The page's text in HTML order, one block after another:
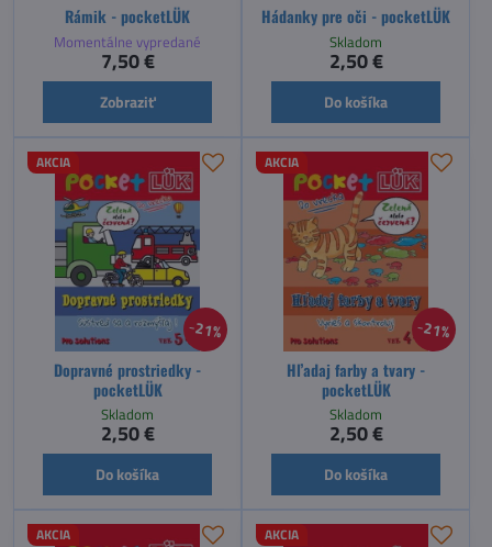
Rámik - pocketLÜK
Momentálne vypredané
7,50 €
Zobraziť
Hádanky pre oči - pocketLÜK
Skladom
2,50 €
Do košíka
21%
AKCIA
Dopravné prostriedky -
pocketLÜK
Skladom
2,50 €
Do košíka
21%
AKCIA
Hľadaj farby a tvary -
pocketLÜK
Skladom
2,50 €
Do košíka
AKCIA AKCIA